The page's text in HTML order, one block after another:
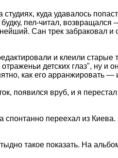
куда удавалось
пел-читал, возвращался
Сан трек забраковал и
и клеили старые
детских глаз", ну и
как его арранжировать —
появился вруб, и я перестал
спонтанно переехал из Киева.
такое показать. На